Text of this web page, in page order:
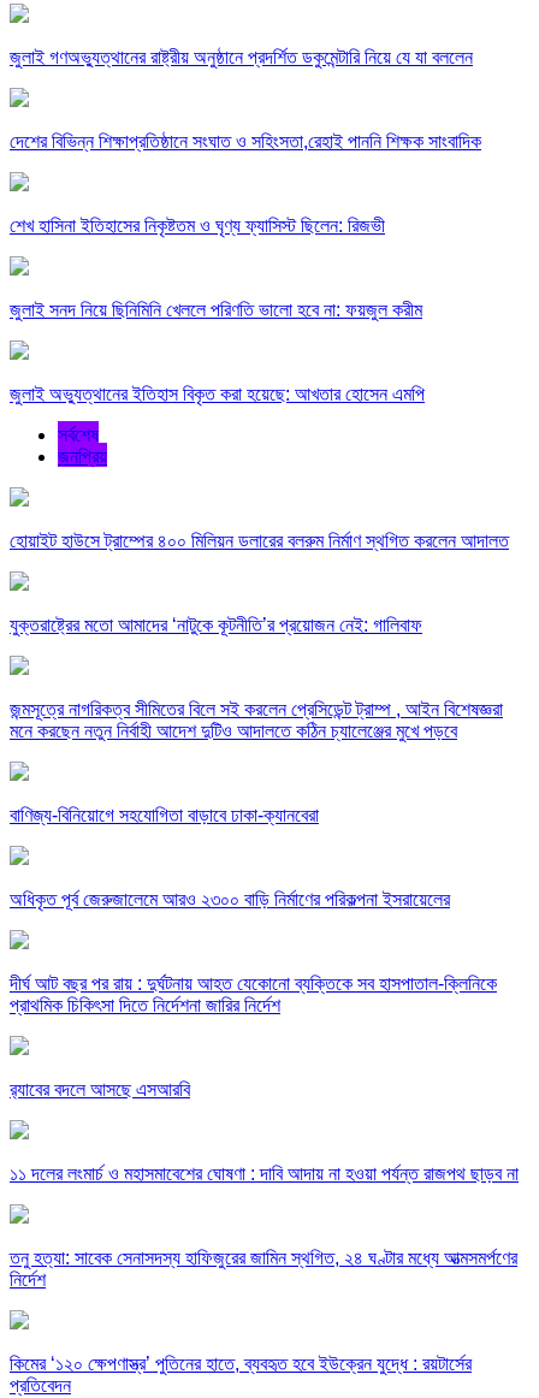
জুলাই গণঅভ্যুত্থানের রাষ্ট্রীয় অনুষ্ঠানে প্রদর্শিত ডকুমেন্টারি নিয়ে যে যা বললেন
দেশের বিভিন্ন শিক্ষাপ্রতিষ্ঠানে সংঘাত ও সহিংসতা,রেহাই পাননি শিক্ষক সাংবাদিক
শেখ হাসিনা ইতিহাসের নিকৃষ্টতম ও ঘৃণ্য ফ্যাসিস্ট ছিলেন: রিজভী
জুলাই সনদ নিয়ে ছিনিমিনি খেললে পরিণতি ভালো হবে না: ফয়জুল করীম
জুলাই অভ্যুত্থানের ইতিহাস বিকৃত করা হয়েছে: আখতার হোসেন এমপি
সর্বশেষ
জনপ্রিয়
হোয়াইট হাউসে ট্রাম্পের ৪০০ মিলিয়ন ডলারের বলরুম নির্মাণ স্থগিত করলেন আদালত
যুক্তরাষ্ট্রের মতো আমাদের ‘নাটুকে কূটনীতি’র প্রয়োজন নেই: গালিবাফ
জন্মসূত্রে নাগরিকত্ব সীমিতের বিলে সই করলেন প্রেসিডেন্ট ট্রাম্প , আইন বিশেষজ্ঞরা
মনে করছেন নতুন নির্বাহী আদেশ দুটিও আদালতে কঠিন চ্যালেঞ্জের মুখে পড়বে
বাণিজ্য-বিনিয়োগে সহযোগিতা বাড়াবে ঢাকা-ক্যানবেরা
অধিকৃত পূর্ব জেরুজালেমে আরও ২৩০০ বাড়ি নির্মাণের পরিকল্পনা ইসরায়েলের
দীর্ঘ আট বছর পর রায় : দুর্ঘটনায় আহত যেকোনো ব্যক্তিকে সব হাসপাতাল-ক্লিনিকে
প্রাথমিক চিকিৎসা দিতে নির্দেশনা জারির নির্দেশ
র‍্যাবের বদলে আসছে এসআরবি
১১ দলের লংমার্চ ও মহাসমাবেশের ঘোষণা : দাবি আদায় না হওয়া পর্যন্ত রাজপথ ছাড়ব না
তনু হত্যা: সাবেক সেনাসদস্য হাফিজুরের জামিন স্থগিত, ২৪ ঘণ্টার মধ্যে আত্মসমর্পণের
নির্দেশ
কিমের ‘১২০ ক্ষেপণাস্ত্র’ পুতিনের হাতে, ব্যবহৃত হবে ইউক্রেন যুদ্ধে : রয়টার্সের
প্রতিবেদন